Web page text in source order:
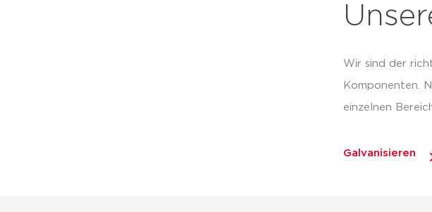
Wir sind der
Komponenten.
einzelnen
Galvanisieren